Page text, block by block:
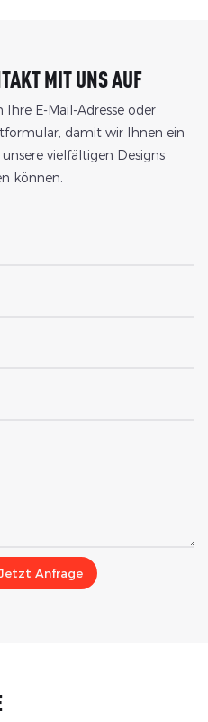
MIT UNS AUF
Ihre E-Mail-Adresse oder
damit wir Ihnen ein
vielfältigen Designs
können.
Anfrage